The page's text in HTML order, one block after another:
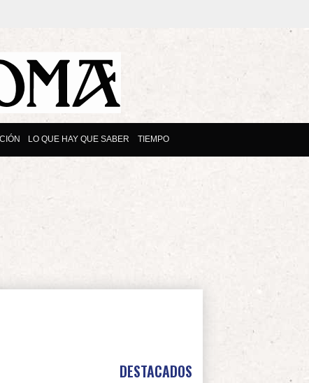
LO QUE HAY QUE SABER TIEMPO
DESTACADOS